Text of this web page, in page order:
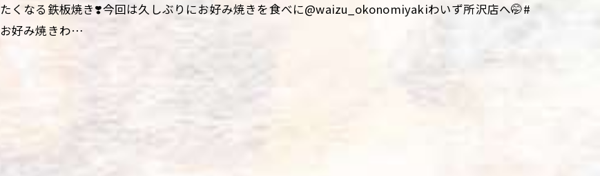
たくなる鉄板焼き❣️⁡今回は久しぶりにお好み焼きを食べに@waizu_okonomiyakiわいず所沢店へ🤭⁡#
お好み焼きわ…